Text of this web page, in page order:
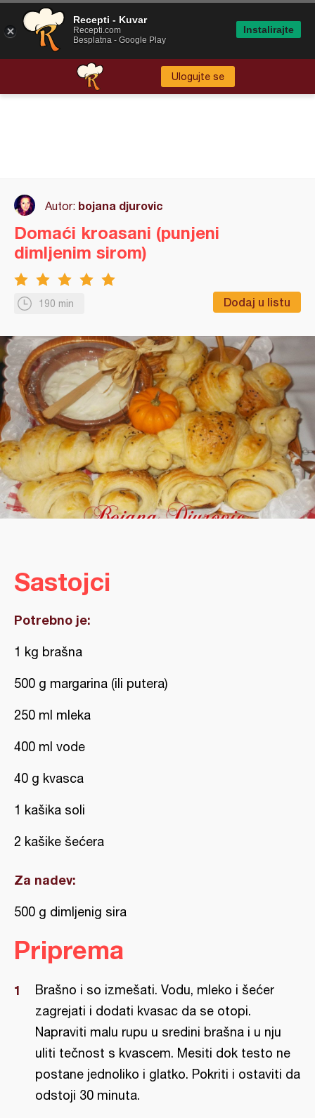
Ulogujte se
Autor: bojana djurovic
190 min Dodaj u listu
Domaći kroasani (punjeni
dimljenim sirom)
Sastojci
Potrebno je:
1 kg brašna
500 g margarina (ili putera)
250 ml mleka
400 ml vode
40 g kvasca
1 kašika soli
2 kašike šećera
Za nadev:
500 g dimljenig sira
Priprema
Brašno i so izmešati. Vodu, mleko i šećer
zagrejati i dodati kvasac da se otopi.
Napraviti malu rupu u sredini brašna i u nju
uliti tečnost s kvascem. Mesiti dok testo ne
postane jednoliko i glatko. Pokriti i ostaviti da
odstoji 30 minuta.
Recepti - Kuvar
Recepti.com
Besplatna - Google Play
Instalirajte